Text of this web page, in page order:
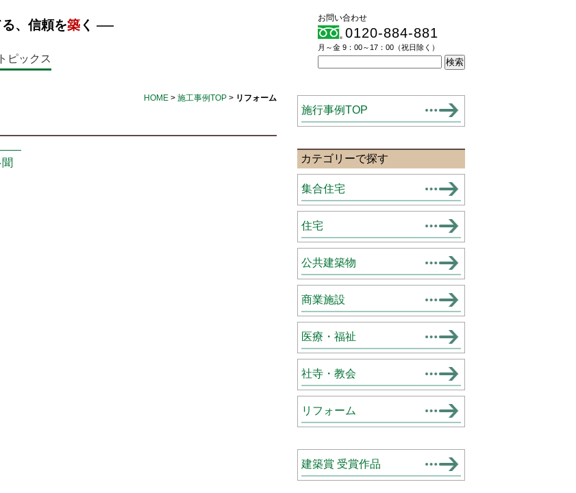
、信頼を築 く
トピックス
お問い合わせ
0120-884-881
月～金 9：00～17：00（祝日除く）
HOME> 施工事例TOP> リフォーム
施行事例TOP
カテゴリーで探す
集合住宅
住宅
公共建築物
商業施設
医療・福祉
社寺・教会
リフォーム
建築賞 受賞作品